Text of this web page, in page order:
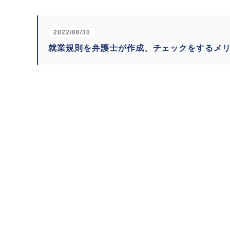
2022/06/30
就業規則を弁護士が作成、チェックをするメ